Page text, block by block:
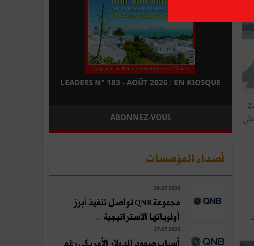
ذمة حرفائها شبكة تضم أكثر من 225
على
LEADERS N° 183 - AOÛT 2026 : EN KIOSQUE
ABONNEZ-VOUS
أصداء المؤسسات
29.07.2026
مجموعة QNB تواصل تنفيذ أبرز
أولوياتها الاستراتيجية ...
27.07.2026
أسباب صمود الدولار الأمريكي رغم